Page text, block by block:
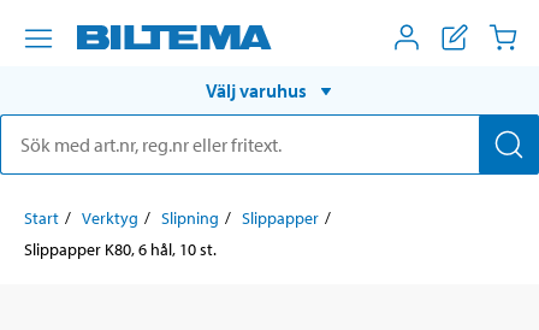
Välj varuhus
Start Verktyg Slipning
Slippapper
Slippapper K80, 6 hål, 10 st.